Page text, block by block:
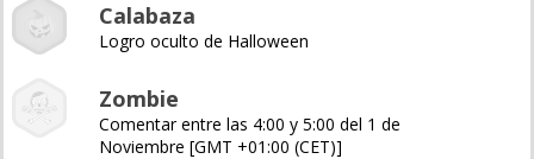
Calabaza
Logro oculto de Halloween
Zombie
Comentar entre las 4:00 y 5:00 del 1 de
Noviembre [GMT +01:00 (CET)]